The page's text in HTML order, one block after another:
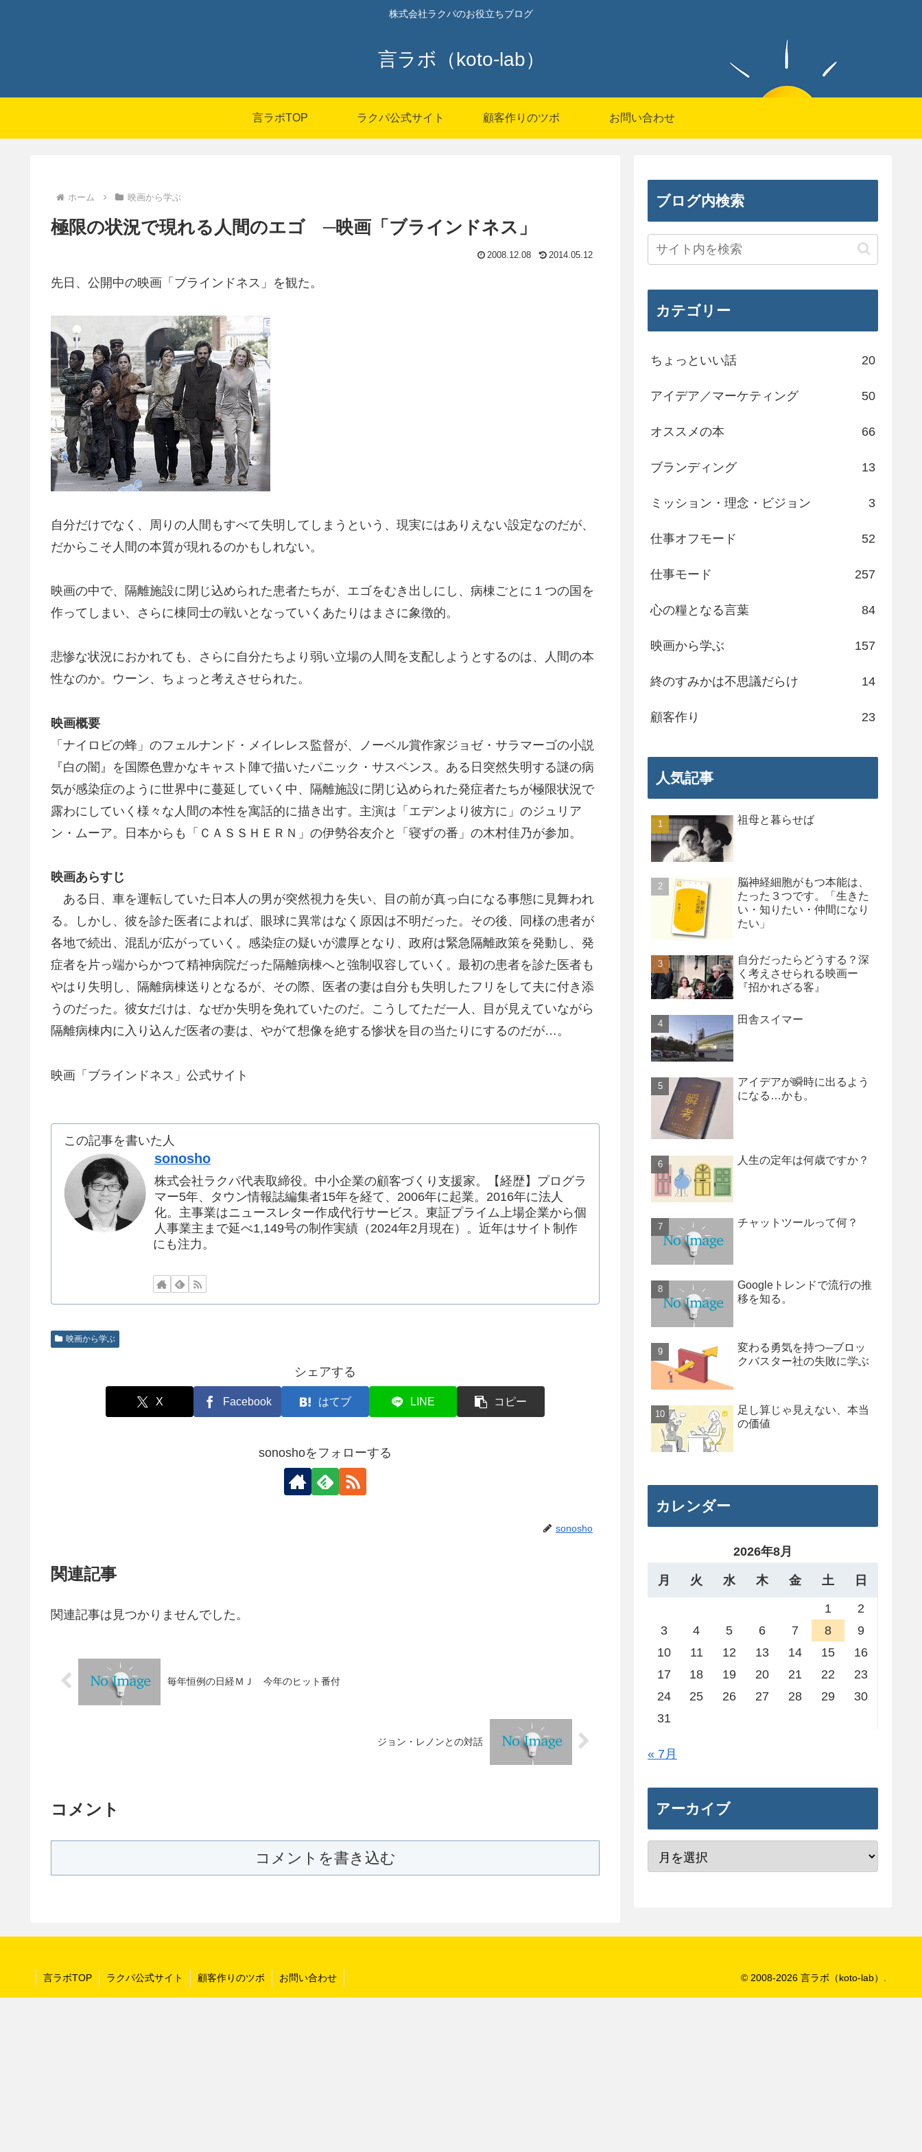
株式会社ラクパのお役立ちブログ
言ラボ（koto-lab）
言ラボTOP ラクパ公式サイト 顧客作りのツボ お問い合わせ
ホーム 映画から学ぶ
極限の状況で現れる人間のエゴ ─映画「ブラインドネス」
2008.12.08 2014.05.12
先日、公開中の映画「ブラインドネス」を観た。
自分だけでなく、周りの人間もすべて失明してしまうという、現実にはありえない設定なのだが、
だからこそ人間の本質が現れるのかもしれない。
映画の中で、隔離施設に閉じ込められた患者たちが、エゴをむき出しにし、病棟ごとに１つの国を
作ってしまい、さらに棟同士の戦いとなっていくあたりはまさに象徴的。
悲惨な状況におかれても、さらに自分たちより弱い立場の人間を支配しようとするのは、人間の本
性なのか。ウーン、ちょっと考えさせられた。
映画概要
「ナイロビの蜂」のフェルナンド・メイレレス監督が、ノーベル賞作家ジョゼ・サラマーゴの小説
『白の闇』を国際色豊かなキャスト陣で描いたパニック・サスペンス。ある日突然失明する謎の病
気が感染症のように世界中に蔓延していく中、隔離施設に閉じ込められた発症者たちが極限状況で
露わにしていく様々な人間の本性を寓話的に描き出す。主演は「エデンより彼方に」のジュリア
ン・ムーア。日本からも「ＣＡＳＳＨＥＲＮ」の伊勢谷友介と「寝ずの番」の木村佳乃が参加。
映画あらすじ
ある日、車を運転していた日本人の男が突然視力を失い、目の前が真っ白になる事態に見舞われ
る。しかし、彼を診た医者によれば、眼球に異常はなく原因は不明だった。その後、同様の患者が
各地で続出、混乱が広がっていく。感染症の疑いが濃厚となり、政府は緊急隔離政策を発動し、発
症者を片っ端からかつて精神病院だった隔離病棟へと強制収容していく。最初の患者を診た医者も
やはり失明し、隔離病棟送りとなるが、その際、医者の妻は自分も失明したフリをして夫に付き添
うのだった。彼女だけは、なぜか失明を免れていたのだ。こうしてただ一人、目が見えていながら
隔離病棟内に入り込んだ医者の妻は、やがて想像を絶する惨状を目の当たりにするのだが…。
映画「ブラインドネス」公式サイト
この記事を書いた人
sonosho
株式会社ラクパ代表取締役。中小企業の顧客づくり支援家。【経歴】プログラ
マー5年、タウン情報誌編集者15年を経て、2006年に起業。2016年に法人
化。主事業はニュースレター作成代行サービス。東証プライム上場企業から個
人事業主まで延べ1,149号の制作実績（2024年2月現在）。近年はサイト制作
にも注力。
映画から学ぶ
シェアする
X Facebook はてブ LINE コピー
sonoshoをフォローする
sonosho
関連記事
関連記事は見つかりませんでした。
毎年恒例の日経ＭＪ 今年のヒット番付
ジョン・レノンとの対話
コメント
コメントを書き込む
ブログ内検索
カテゴリー
ちょっといい話 20
アイデア／マーケティング 50
オススメの本 66
ブランディング 13
ミッション・理念・ビジョン 3
仕事オフモード 52
仕事モード 257
心の糧となる言葉 84
映画から学ぶ 157
終のすみかは不思議だらけ 14
顧客作り 23
人気記事
祖母と暮らせば
脳神経細胞がもつ本能は、
たった３つです。「生きた
い・知りたい・仲間になり
たい」
自分だったらどうする？深
く考えさせられる映画ー
『招かれざる客』
田舎スイマー
アイデアが瞬時に出るよう
になる…かも。
人生の定年は何歳ですか？
チャットツールって何？
Googleトレンドで流行の推
移を知る。
変わる勇気を持つ─ブロッ
クバスター社の失敗に学ぶ
足し算じゃ見えない、本当
の価値
カレンダー
2026年8月
月 火 水 木 金 土 日
1
2
3
4 5 6 7 8
9
10
11 12 13 14 15
16
17
18 19 20 21 22
23
24
25 26 27 28 29
30
31
« 7月
アーカイブ
言ラボTOP ラクパ公式サイト 顧客作りのツボ お問い合わせ © 2008-2026 言ラボ（koto-lab）.